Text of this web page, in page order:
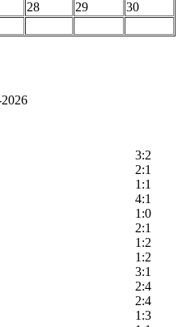
28 29
30
3:2
2:1
1:1
4:1
1:0
2:1
1:2
1:2
3:1
2:4
2:4
1:3